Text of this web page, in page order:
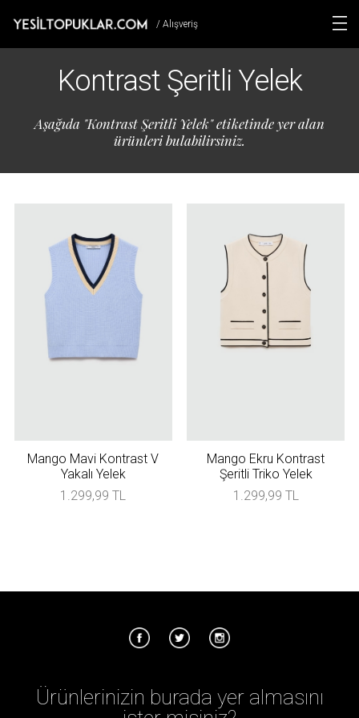
/ Alışveriş
Kontrast Şeritli Yelek
Aşağıda "Kontrast Şeritli Yelek" etiketinde yer alan
ürünleri bulabilirsiniz.
Mango Mavi Kontrast V
Yakalı Yelek
1.299,99 TL
Mango Ekru Kontrast
Şeritli Triko Yelek
1.299,99 TL
Ürünlerinizin burada yer almasını